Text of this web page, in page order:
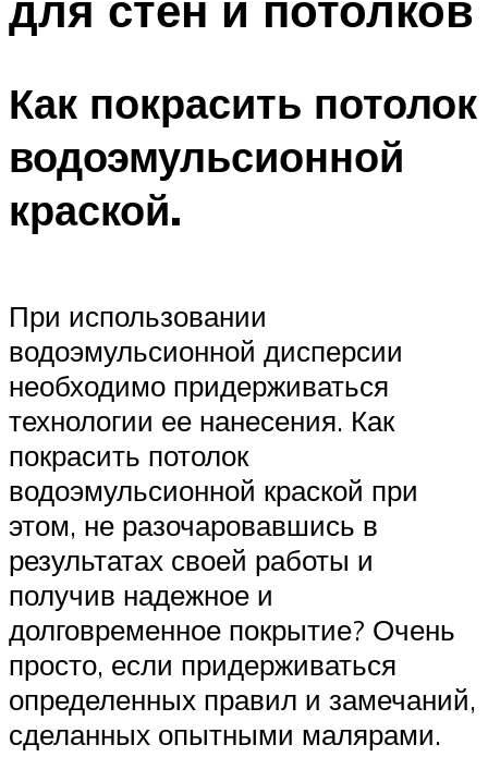
Как покрасить потолок
водоэмульсионной
краской.
При использовании
водоэмульсионной дисперсии
необходимо придерживаться
технологии ее нанесения. Как
покрасить потолок
водоэмульсионной краской при
этом, не разочаровавшись в
результатах своей работы и
получив надежное и
долговременное покрытие? Очень
просто, если придерживаться
определенных правил и замечаний,
сделанных опытными малярами.